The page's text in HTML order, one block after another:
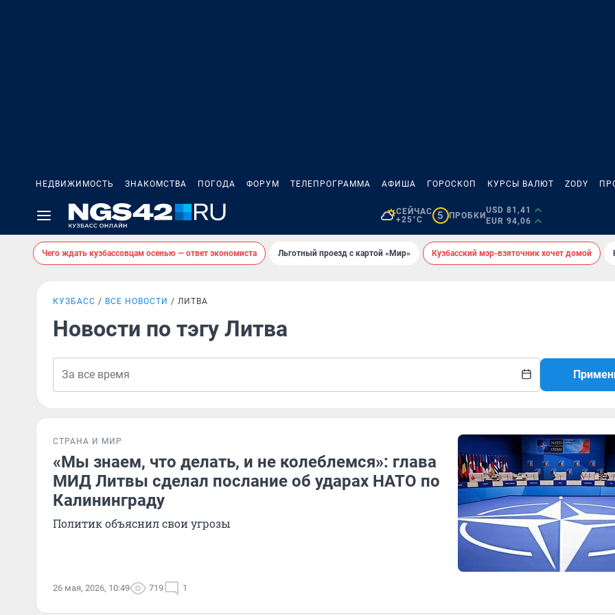
НЕДВИЖИМОСТЬ ЗНАКОМСТВА ПОГОДА ФОРУМ ТЕЛЕПРОГРАММА АФИША ГОРОСКОП КУРСЫ ВАЛЮТ ZODY
СЕЙЧАС
+25°C
5 ПРОБКИ
USD 81,41
EUR 94,06
Чего ждать кузбассовцам осенью — ответ экономиста Льготный проезд с картой «Мир» Кузбасский мэр-взяточник хочет домой
КУЗБАСС ВСЕ НОВОСТИ ЛИТВА
Новости по тэгу Литва
СТРАНА И МИР
«Мы знаем, что делать, и не колеблемся»: глава
МИД Литвы сделал послание об ударах НАТО по
Калининграду
Политик объяснил свои угрозы
26 мая, 2026, 10:49 719 1